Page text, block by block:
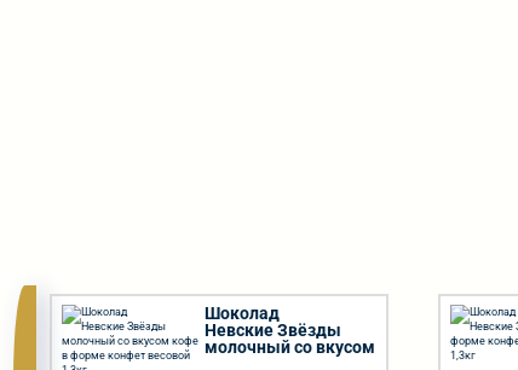
Шоколад
Невские Звёзды
молочный со вкусом